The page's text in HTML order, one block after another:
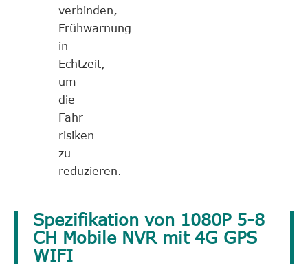
verbinden,
Frühwarnung
in
Echtzeit,
um
die
Fahr
risiken
zu
reduzieren.
Spezifikation von 1080P 5-8
CH Mobile NVR mit 4G GPS
WIFI